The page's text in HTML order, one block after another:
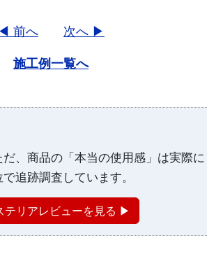
◀ 前へ 次へ ▶
施工例一覧へ
、商品の「本当の使用感」は実際
追跡調査しています。
テリアレビューを見る ▶